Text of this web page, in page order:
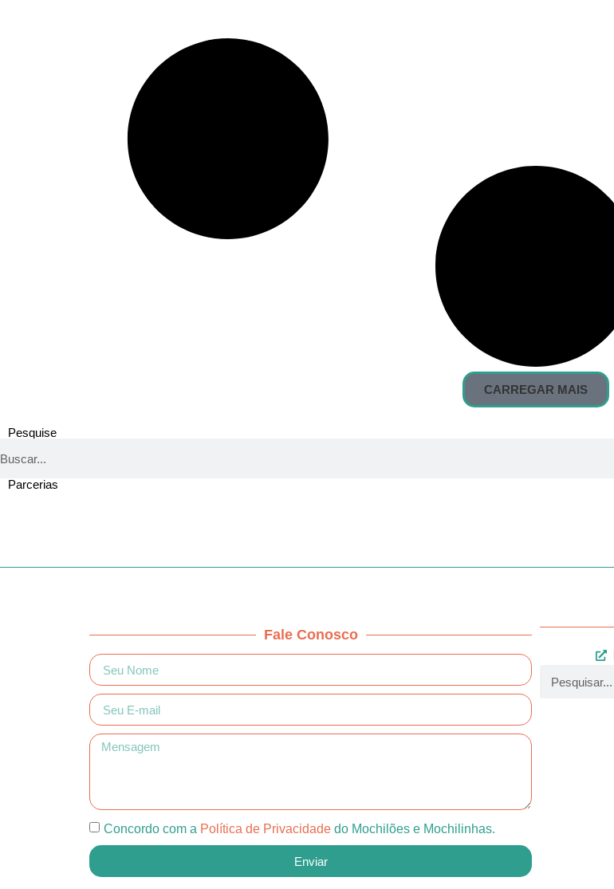
CARREGAR MAIS
Pesquise
Parcerias
Fale Conosco
Concordo com a Política de Privacidade do Mochilões e Mochilinhas.
Enviar